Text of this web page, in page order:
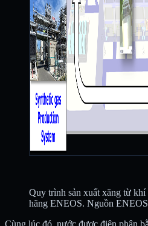
Quy trình sản xuất xăng từ
hãng ENEOS. Nguồn ENEOS
Cùng lúc đó, nước được điện phân